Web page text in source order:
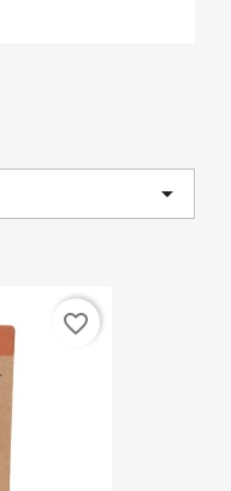

favorite_border